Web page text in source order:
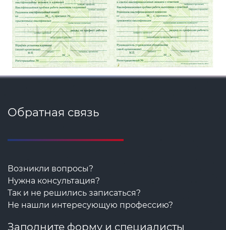
Обратная связь
Возникли вопросы?
Нужна консультация?
Так и не решились записаться?
Не нашли интересующую профессию?
Заполните форму и специалисты